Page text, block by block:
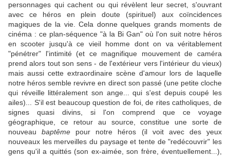
personnages qui cachent ou qui révèlent leur secret, s'ouvrant
avec ce héros en plein doute (spirituel) aux coïncidences
magiques de la vie. Cela donne quelques grands moments de
cinéma : ce plan-séquence "à la Bi Gan" où l'on suit notre héros
en scooter jusqu'à ce vieil homme dont on va véritablement
"pénétrer" l'intimité (et ce magnifique mouvement de caméra
prend alors tout son sens - de l'extérieur vers l'intérieur du vieux)
mais aussi cette extraordinaire scène d'amour lors de laquelle
notre héros semble revivre en direct son passé (une petite cloche
qui réveille littéralement son ange... qui s'est depuis coupé les
ailes)... S'il est beaucoup question de foi, de rites catholiques, de
signes quasi divins, si l'on comprend que ce voyage
géographique, ce retour au source, constitue une sorte de
nouveaubaptême pour notre héros (il voit avec des yeux
nouveaux les merveilles du paysage et tente de "redécouvrir" les
gens qu'il a quittés (son ex-aimée, son frère, éventuellement...),